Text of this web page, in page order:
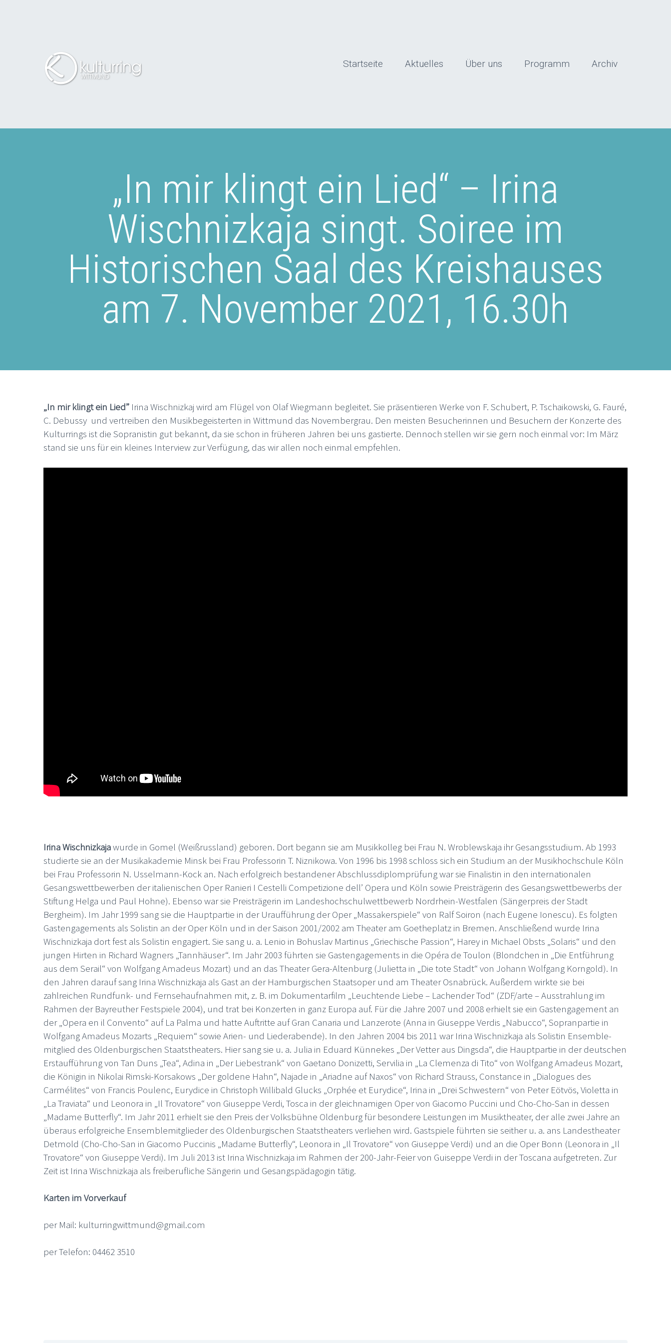
Startseite Aktuelles Über uns Programm Archiv
„In mir klingt ein Lied“ – Irina
Wischnizkaja singt. Soiree im
Historischen Saal des Kreishauses
am 7. November 2021, 16.30h
„In mir klingt ein Lied” Irina Wischnizkaj wird am Flügel von Olaf Wiegmann begleitet. Sie präsentieren Werke von F. Schubert, P. Tschaikowski, G. Fauré,
C. Debussy und vertreiben den Musikbegeisterten in Wittmund das Novembergrau. Den meisten Besucherinnen und Besuchern der Konzerte des
Kulturrings ist die Sopranistin gut bekannt, da sie schon in früheren Jahren bei uns gastierte. Dennoch stellen wir sie gern noch einmal vor: Im März
stand sie uns für ein kleines Interview zur Verfügung, das wir allen noch einmal empfehlen.
Irina Wischnizkajawurde in Gomel (Weißrussland) geboren. Dort begann sie am Musikkolleg bei Frau N. Wroblewskaja ihr Gesangsstudium. Ab 1993
studierte sie an der Musikakademie Minsk bei Frau Professorin T. Niznikowa. Von 1996 bis 1998 schloss sich ein Studium an der Musikhochschule Köln
bei Frau Professorin N. Usselmann-Kock an. Nach erfolgreich bestandener Abschlussdiplomprüfung war sie Finalistin in den internationalen
Gesangswettbewerben der italienischen Oper Ranieri I Cestelli Competizione dell’ Opera und Köln sowie Preisträgerin des Gesangswettbewerbs der
Stiftung Helga und Paul Hohne). Ebenso war sie Preisträgerin im Landeshochschulwettbewerb Nordrhein-Westfalen (Sängerpreis der Stadt
Bergheim). Im Jahr 1999 sang sie die Hauptpartie in der Uraufführung der Oper „Massakerspiele“ von Ralf Soiron (nach Eugene Ionescu). Es folgten
Gastengagements als Solistin an der Oper Köln und in der Saison 2001/2002 am Theater am Goetheplatz in Bremen. Anschließend wurde Irina
Wischnizkaja dort fest als Solistin engagiert. Sie sang u. a. Lenio in Bohuslav Martinus „Griechische Passion“, Harey in Michael Obsts „Solaris“ und den
jungen Hirten in Richard Wagners „Tannhäuser“. Im Jahr 2003 führten sie Gastengagements in die Opéra de Toulon (Blondchen in „Die Entführung
aus dem Serail“ von Wolfgang Amadeus Mozart) und an das Theater Gera-Altenburg (Julietta in „Die tote Stadt“ von Johann Wolfgang Korngold). In
den Jahren darauf sang Irina Wischnizkaja als Gast an der Hamburgischen Staatsoper und am Theater Osnabrück. Außerdem wirkte sie bei
zahlreichen Rundfunk- und Fernsehaufnahmen mit, z. B. im Dokumentarfilm „Leuchtende Liebe – Lachender Tod“ (ZDF/arte – Ausstrahlung im
Rahmen der Bayreuther Festspiele 2004), und trat bei Konzerten in ganz Europa auf. Für die Jahre 2007 und 2008 erhielt sie ein Gastengagement an
der „Opera en il Convento“ auf La Palma und hatte Auftritte auf Gran Canaria und Lanzerote (Anna in Giuseppe Verdis „Nabucco“, Sopranpartie in
Wolfgang Amadeus Mozarts „Requiem“ sowie Arien- und Liederabende). In den Jahren 2004 bis 2011 war Irina Wischnizkaja als Solistin Ensemble­
mitglied des Oldenburgischen Staatstheaters. Hier sang sie u. a. Julia in Eduard Künnekes „Der Vetter aus Dingsda“, die Hauptpartie in der deutschen
Erstaufführung von Tan Duns „Tea“, Adina in „Der Liebestrank“ von Gaetano Donizetti, Servilia in „La Clemenza di Tito“ von Wolfgang Amadeus Mozart,
die Königin in Nikolai Rimski-Korsakows „Der goldene Hahn“, Najade in „Ariadne auf Naxos“ von Richard Strauss, Constance in „Dialogues des
Carmélites“ von Francis Poulenc, Eurydice in Christoph Willibald Glucks „Orphée et Eurydice“, Irina in „Drei Schwestern“ von Peter Eötvös, Violetta in
„La Traviata“ und Leonora in „Il Trovatore“ von Giuseppe Verdi, Tosca in der gleichnamigen Oper von Giacomo Puccini und Cho-Cho-San in dessen
„Madame Butterfly“. Im Jahr 2011 erhielt sie den Preis der Volksbühne Oldenburg für besondere Leistungen im Musiktheater, der alle zwei Jahre an
überaus erfolgreiche Ensemblemitglieder des Oldenburgischen Staatstheaters verliehen wird. Gastspiele führten sie seither u. a. ans Landestheater
Detmold (Cho-Cho-San in Giacomo Puccinis „Madame Butterfly“, Leonora in „Il Trovatore“ von Giuseppe Verdi) und an die Oper Bonn (Leonora in „Il
Trovatore“ von Giuseppe Verdi). Im Juli 2013 ist Irina Wischnizkaja im Rahmen der 200-Jahr-Feier von Guiseppe Verdi in der Toscana aufgetreten. Zur
Zeit ist Irina Wischnizkaja als freiberufliche Sängerin und Gesangspädagogin tätig.
Karten im Vorverkauf
per Mail: kulturringwittmund@gmail.com
per Telefon: 04462 3510